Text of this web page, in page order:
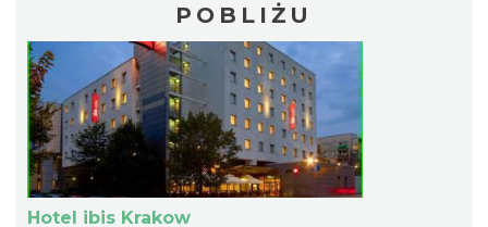
POBLIŻU
Hotel ibis Krakow